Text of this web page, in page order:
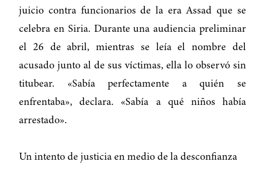
juicio contra funcionarios de la era Assad que se
celebra en Siria. Durante una audiencia preliminar
el 26 de abril, mientras se leía el nombre del
acusado junto al de sus víctimas, ella lo observó sin
titubear. «Sabía perfectamente a quién se
enfrentaba», declara. «Sabía a qué niños había
arrestado».
Un intento de justicia en medio de la desconfianza